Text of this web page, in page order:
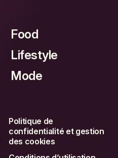
Food
Lifestyle
Mode
Politique de
confidentialité et gestion
des cookies